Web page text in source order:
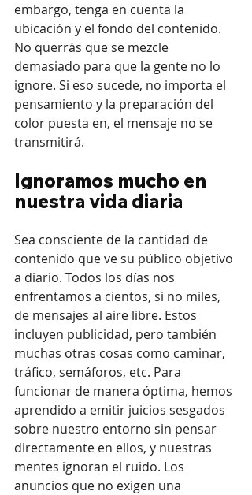
embargo, tenga en cuenta la
ubicación y el fondo del contenido.
No querrás que se mezcle
demasiado para que la gente no lo
ignore. Si eso sucede, no importa el
pensamiento y la preparación del
color puesta en, el mensaje no se
transmitirá.
Ignoramos mucho en
nuestra vida diaria
Sea consciente de la cantidad de
contenido que ve su público objetivo
a diario. Todos los días nos
enfrentamos a cientos, si no miles,
de mensajes al aire libre. Estos
incluyen publicidad, pero también
muchas otras cosas como caminar,
tráfico, semáforos, etc. Para
funcionar de manera óptima, hemos
aprendido a emitir juicios sesgados
sobre nuestro entorno sin pensar
directamente en ellos, y nuestras
mentes ignoran el ruido. Los
anuncios que no exigen una